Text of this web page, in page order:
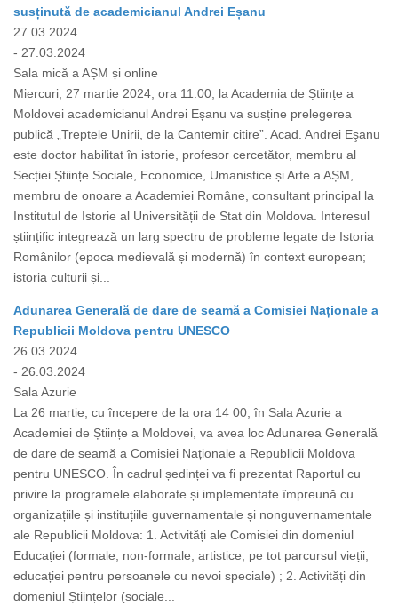
susținută de academicianul Andrei Eșanu
27.03.2024
- 27.03.2024
Sala mică a AȘM și online
Miercuri, 27 martie 2024, ora 11:00, la Academia de Științe a
Moldovei academicianul Andrei Eșanu va susține prelegerea
publică „Treptele Unirii, de la Cantemir citire”. Acad. Andrei Eşanu
este doctor habilitat în istorie, profesor cercetător, membru al
Secției Științe Sociale, Economice, Umanistice și Arte a AȘM,
membru de onoare a Academiei Române, consultant principal la
Institutul de Istorie al Universității de Stat din Moldova. Interesul
științific integrează un larg spectru de probleme legate de Istoria
Românilor (epoca medievală și modernă) în context european;
istoria culturii și...
Adunarea Generală de dare de seamă a Comisiei Naționale a
Republicii Moldova pentru UNESCO
26.03.2024
- 26.03.2024
Sala Azurie
La 26 martie, cu începere de la ora 14 00, în Sala Azurie a
Academiei de Științe a Moldovei, va avea loc Adunarea Generală
de dare de seamă a Comisiei Naționale a Republicii Moldova
pentru UNESCO. În cadrul ședinței va fi prezentat Raportul cu
privire la programele elaborate și implementate împreună cu
organizațiile și instituțiile guvernamentale și nonguvernamentale
ale Republicii Moldova: 1. Activități ale Comisiei din domeniul
Educației (formale, non-formale, artistice, pe tot parcursul vieții,
educației pentru persoanele cu nevoi speciale) ; 2. Activități din
domeniul Științelor (sociale...